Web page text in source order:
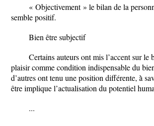
« Objectivement » le bilan de la
semble positif.
Bien être subjectif
Certains auteurs ont mis l’accent sur le
plaisir comme condition indispensable du
d’autres ont tenu une position différente, à̀
être implique l’actualisation du potentiel
...